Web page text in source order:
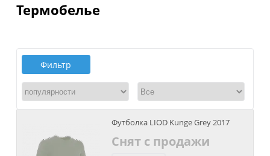
Термобелье
Фильтр
Футболка LIOD Kunge Grey 2017
Снят с продажи